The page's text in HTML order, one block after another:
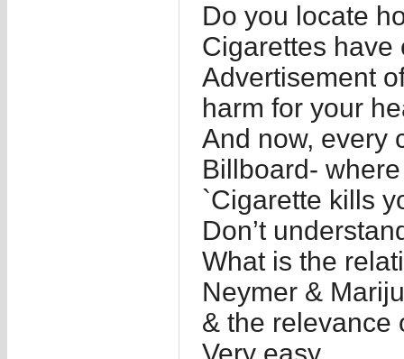
Do you locate
Cigarettes have
Advertisement
harm for your
And now, every
Billboard-
`Cigarette kills
Don’t
What is the
Neymer &
& the relevance